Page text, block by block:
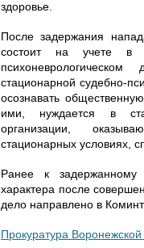
здоровье.
После задержания
состоит на учете в
стационарной судебно-
осознавать
ими, нуждается в
организации,
стационарных условиях,
Ранее к
характера после
дело направлено в
Прокуратура Воронежской